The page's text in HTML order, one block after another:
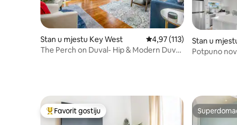
Stan u mjestu Key West Prosječna ocjena: 4,97 od
4,97 (113)
The Perch on Duval- Hip & Modern Duval
Stan u
Potpuno
Glavni favorit gostiju
Favorit gostiju